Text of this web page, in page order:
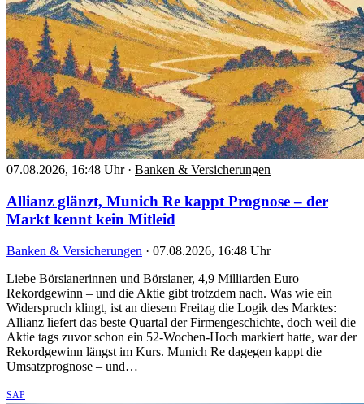
07.08.2026, 16:48 Uhr · Banken & Versicherungen
Allianz glänzt, Munich Re kappt Prognose – der
Markt kennt kein Mitleid
Banken & Versicherungen · 07.08.2026, 16:48 Uhr
Liebe Börsianerinnen und Börsianer, 4,9 Milliarden Euro
Rekordgewinn – und die Aktie gibt trotzdem nach. Was wie ein
Widerspruch klingt, ist an diesem Freitag die Logik des Marktes:
Allianz liefert das beste Quartal der Firmengeschichte, doch weil die
Aktie tags zuvor schon ein 52-Wochen-Hoch markiert hatte, war der
Rekordgewinn längst im Kurs. Munich Re dagegen kappt die
Umsatzprognose – und…
SAP